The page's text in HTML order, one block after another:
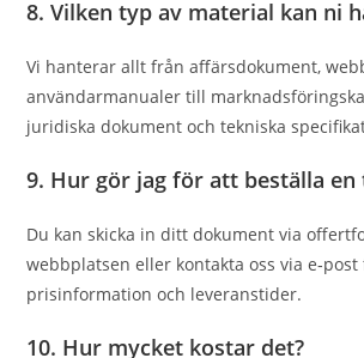
8. Vilken typ av material kan ni
Vi hanterar allt från affärsdokument,
användarmanualer till
juridiska dokument och tekniska
9. Hur gör jag för att beställa en
Du kan skicka in ditt dokument via
webbplatsen eller kontakta oss via e‑post
prisinformation och leveranstider.
10. Hur mycket kostar det?